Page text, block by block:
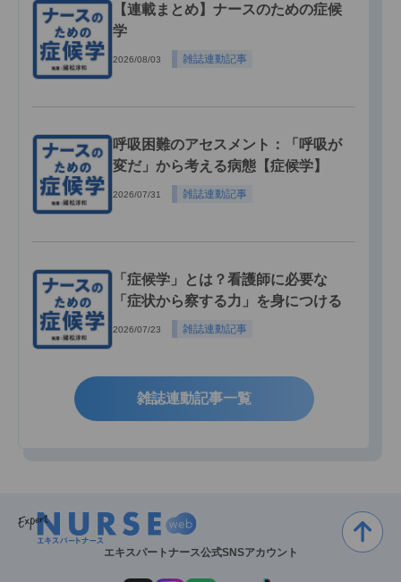
【連載まとめ】ナースのための症候
学
2026/08/03 雑誌連動記事
呼吸困難のアセスメント：「呼吸が
変だ」から考える病態【症候学】
2026/07/31 雑誌連動記事
「症候学」とは？看護師に必要な
「症状から察する力」を身につける
2026/07/23 雑誌連動記事
雑誌連動記事一覧
エキスパートナース公式SNSアカウント